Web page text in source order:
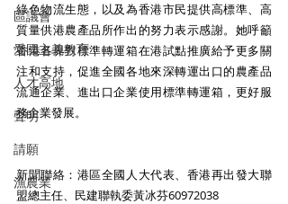
區議會
愛國主義教育
人才高地
聲明
請願
漁農業
綠色物流生態，以及為香港市民提供高標準、高
質量供港農產品所作出的努力表示感謝。她呼籲
香港各界對標準轉運箱在港試點推廣給予更多關
注和支持，促進全國各地來深轉運出口的農產品
流通企業、進出口企業使用標準轉運箱，更好服
務企業發展。
新聞聯絡：港區全國人大代表、香港再出發大聯
盟總主任、民建聯執委黃冰芬60972038